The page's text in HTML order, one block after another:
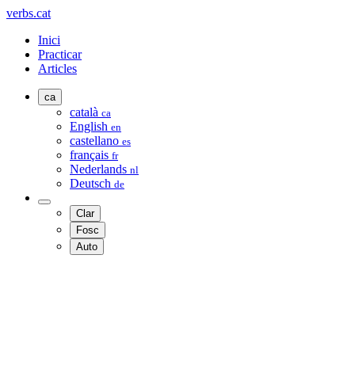
verbs.cat
Inici
Practicar
Articles
ca
català ca
English en
castellano es
français fr
Nederlands nl
Deutsch de
Clar
Fosc
Auto